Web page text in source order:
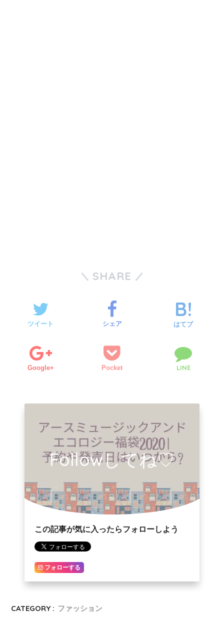
SHARE
ツイート シェア はてブ
Google+ Pocket LINE
Followしてね♡
この記事が気に入ったらフォローしよう
フォローする
CATEGORY : ファッション